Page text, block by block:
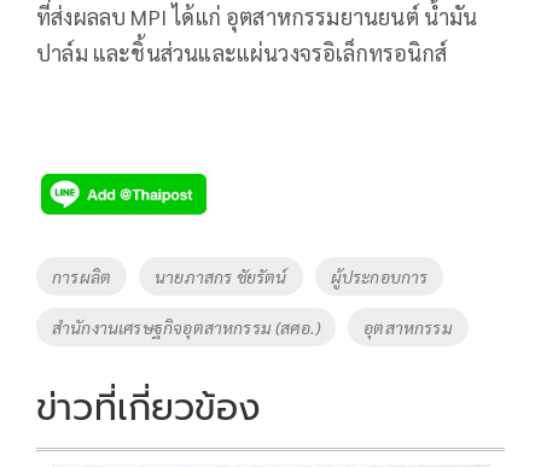
ที่ส่งผลลบ MPI ได้แก่ อุตสาหกรรมยานยนต์ น้ำมัน
ปาล์ม และชิ้นส่วนและแผ่นวงจรอิเล็กทรอนิกส์
Tags
การผลิต นายภาสกร ชัยรัตน์ ผู้ประกอบการ
สำนักงานเศรษฐกิจอุตสาหกรรม (สศอ.) อุตสาหกรรม
ข่าวที่เกี่ยวข้อง